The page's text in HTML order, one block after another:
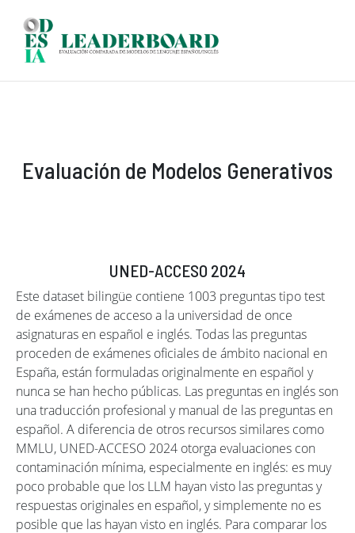
Evaluación de Modelos Generativos
UNED-ACCESO 2024
Este dataset bilingüe contiene 1003 preguntas tipo test
de exámenes de acceso a la universidad de once
asignaturas en español e inglés. Todas las preguntas
proceden de exámenes oficiales de ámbito nacional en
España, están formuladas originalmente en español y
nunca se han hecho públicas. Las preguntas en inglés son
una traducción profesional y manual de las preguntas en
español. A diferencia de otros recursos similares como
MMLU, UNED-ACCESO 2024 otorga evaluaciones con
contaminación mínima, especialmente en inglés: es muy
poco probable que los LLM hayan visto las preguntas y
respuestas originales en español, y simplemente no es
posible que las hayan visto en inglés. Para comparar los